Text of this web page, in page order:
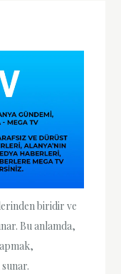
biridir ve
Bu anlamda,